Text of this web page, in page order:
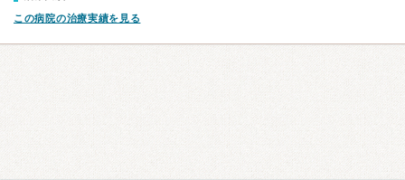
この病院の治療実績を見る